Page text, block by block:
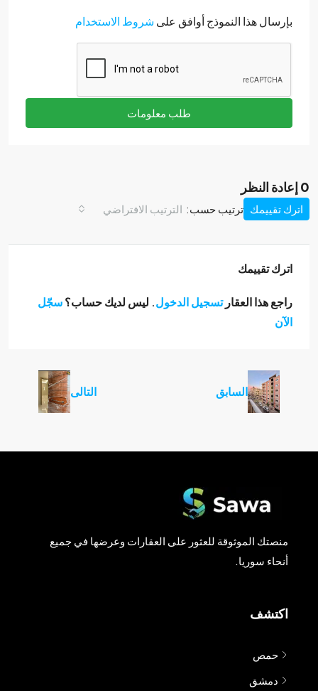
بإرسال هذا النموذج أوافق على شروط الاستخدام
طلب معلومات
0 إعادة النظر
ترتيب حسب: الترتيب الافتراضي اترك تقييمك
اترك تقييمك
راجع هذا العقارتسجيل الدخول. ليس لديك حساب؟سجّل
الآن
السابق التالى
منصتك الموثوقة للعثور على العقارات وعرضها في جميع
أنحاء سوريا.
اكتشف
حمص
دمشق